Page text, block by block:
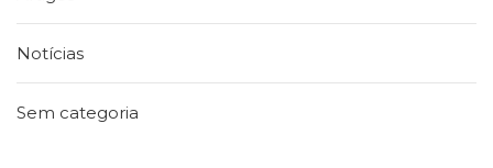
Notícias
Sem categoria